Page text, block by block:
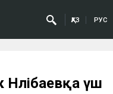
ҚАЗ РУС
үш